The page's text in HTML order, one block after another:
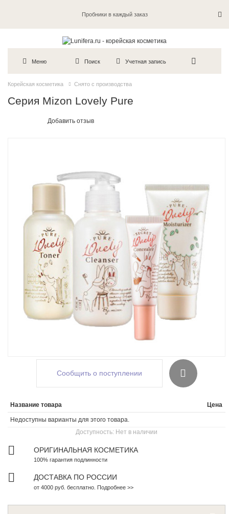
Пробники в каждый заказ
Меню Поиск Учетная запись
Корейская косметика Снято с производства
Серия Mizon Lovely Pure
Добавить отзыв
Сообщить о поступлении
Доступность: Нет в наличии
Название товара Цена
Недоступны варианты для этого товара.
ОРИГИНАЛЬНАЯ КОСМЕТИКА
100% гарантия подлинности
ДОСТАВКА ПО РОССИИ
от 4000 руб. бесплатно. Подробнее >>